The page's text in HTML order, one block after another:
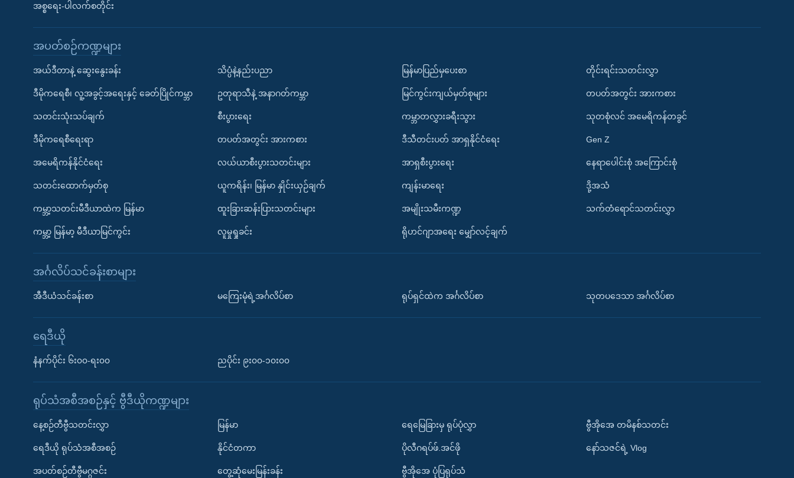
အစ္စရေး-ပါလက်စတိုင်း
အပတ်စဉ်ကဏ္ဍများ
အယ်ဒီတာနဲ့ ဆွေးနွေးခန်း
ဒီမိုကရေစီ၊ လူ့အခွင့်အရေးနှင့် ခေတ်ပြိုင်ကမ္ဘာ
သတင်းသုံးသပ်ချက်
ဒီမိုကရေစီရေးရာ
အမေရိကန်နိုင်ငံရေး
သတင်းထောက်မှတ်စု
ကမ္ဘာ့သတင်းမီဒီယာထဲက မြန်မာ
ကမ္ဘာ့ မြန်မာ့ မီဒီယာမြင်ကွင်း
သိပ္ပံနဲ့နည်းပညာ
ဥတုရာသီနဲ့ အနာဂတ်ကမ္ဘာ
စီးပွားရေး
တပတ်အတွင်း အားကစား
လယ်ယာစီးပွားသတင်းများ
ယူကရိန်း၊ မြန်မာ နှိုင်းယှဉ်ချက်
ထူးခြားဆန်းပြားသတင်းများ
လူမှုရှုခင်း
မြန်မာပြည်မှပေးစာ
မြင်ကွင်းကျယ်မှတ်စုများ
ကမ္ဘာတလွှားခရီးသွား
ဒီသီတင်းပတ် အာရှနိုင်ငံရေး
အာရှစီးပွားရေး
ကျန်းမာရေး
အမျိုးသမီးကဏ္ဍ
ရိုဟင်ဂျာအရေး မျှော်လင့်ချက်
တိုင်းရင်းသတင်းလွှာ
တပတ်အတွင်း အားကစား
သုတစုံလင် အမေရိကန်တခွင်
Gen Z
နေရာပေါင်းစုံ အကြောင်းစုံ
ဒို့အသံ
သက်တံရောင်သတင်းလွှာ
အင်္ဂလိပ်သင်ခန်းစာများ
အီဒီယံသင်ခန်းစာ မကြေးမုံရဲ့အင်္ဂလိပ်စာ ရုပ်ရှင်ထဲက အင်္ဂလိပ်စာ သုတပဒေသာ အင်္ဂလိပ်စာ
ရေဒီယို
နံနက်ပိုင်း ၆း၀၀-ရး၀၀ ညပိုင်း ၉း၀၀-၁၀း၀၀
ရုပ်သံအစီအစဉ်နှင့် ဗွီဒီယိုကဏ္ဍများ
နေ့စဉ်တီဗွီသတင်းလွှာ
ရေဒီယို ရုပ်သံအစီအစဉ်
အပတ်စဉ်တီဗွီမဂ္ဂဇင်း
မြန်မာ
နိုင်ငံတကာ
တွေ့ဆုံမေးမြန်းခန်း
ရေမြေခြားမှ ရုပ်ပုံလွှာ
ပိုလီဂရပ်ဖ်.အင်ဖို
ဗွီအိုအေ ပုံပြရုပ်သံ
ဗွီအိုအေ တမိနစ်သတင်း
နော်သဇင်ရဲ့ Vlog